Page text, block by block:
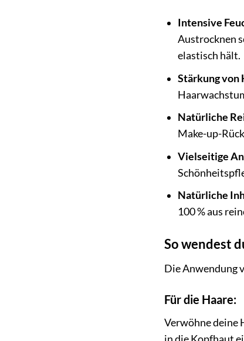
Intensive
Austrocknen
elastisch hält.
Stärkung von
Natürliche
Make-up-
Vielseitige
Natürliche
100 % aus
So wendest
Die Anwendung
Für die Haare:
Verwöhne deine